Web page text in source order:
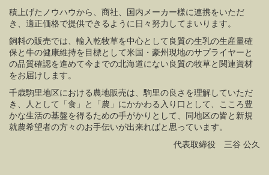
積上げたノウハウから、商社、国内メーカー様に連携をいただ
き、適正価格で提供できるように日々努力してまいります。
飼料の販売では、輸入乾牧草を中心として良質の生乳の生産量確
保と牛の健康維持を目標として米国・豪州現地のサプライヤーと
の品質確認を進めて今までの北海道にない良質の牧草と関連資材
をお届けします。
千歳駒里地区における農地販売は、駒里の良さを理解していただ
き、人として「食」と「農」にかかわる入り口として、こころ豊
かな生活の基盤を得るための手がかりとして、同地区の皆と新規
就農希望者の方々のお手伝いが出来ればと思っています。
代表取締役 三谷 公久